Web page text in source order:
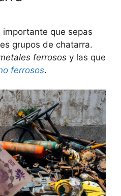
que sepas
grupos de chatarra.
ferrosos y las que
ferrosos.